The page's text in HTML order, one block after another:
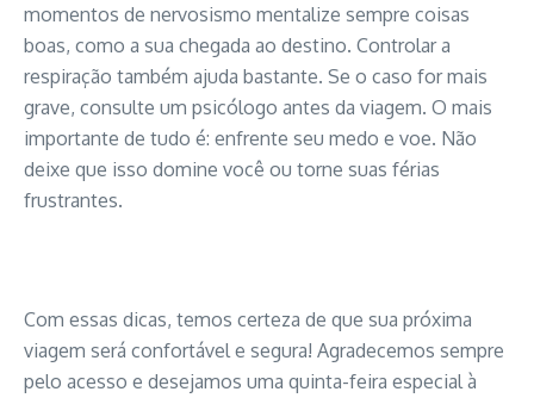
momentos de nervosismo mentalize sempre coisas
boas, como a sua chegada ao destino. Controlar a
respiração também ajuda bastante. Se o caso for mais
grave, consulte um psicólogo antes da viagem. O mais
importante de tudo é: enfrente seu medo e voe. Não
deixe que isso domine você ou torne suas férias
frustrantes.
Com essas dicas, temos certeza de que sua próxima
viagem será confortável e segura! Agradecemos sempre
pelo acesso e desejamos uma quinta-feira especial à